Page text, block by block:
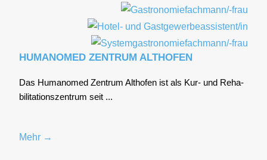
HUMANOMED ZENTRUM ALTHOFEN
Das Huma­no­med Zen­trum Alt­ho­fen ist als Kur- und Reha­
bi­li­ta­ti­ons­zen­trum seit ...
Mehr →